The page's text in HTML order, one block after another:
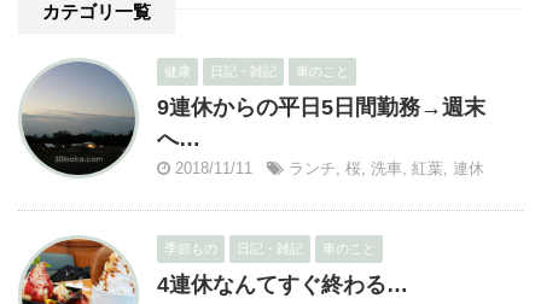
カテゴリ一覧
健康 日記・雑記 車のこと
9連休からの平日5日間勤務→週末
へ…
2018/11/11 ランチ, 桜, 洗車, 紅葉, 連休
季節もの 日記・雑記 車のこと
4連休なんてすぐ終わる…